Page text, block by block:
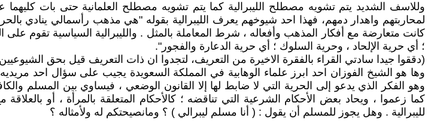
وللاسف الشديد يتم تشويه مصطلح الليبرالية كما يتم تشويه مصطلح العلمانية حتى بات
لمحاربتهم واهدار دمهم، فهذا احد شيوخهم يعرف الليبرالية بقوله "هي مذهب رأسمالي ينادي
كانت متعارضة مع أفكار المذهب وأفعاله ، شرط المعاملة بالمثل . والليبرالية السياسية تقوم على
؛ أي حرية الإلحاد ، وحرية السلوك ؛ أي حرية الدعارة والفجور".
(دققوا جيدا سادتي القراء بالفقرة الاخيرة من التعريف، لتجدوا ان ذات التعريف قيل بحق
وها هو الشيخ الفوزان احد ابرز علماء الوهابية في المملكة السعويدة يجيب على سؤال احد
وهو الفكر الذي يدعو إلى الحرية التي لا ضابط لها إلا القانون الوضعي ، فيساوي بين المسلم
كما زعموا ، ويحاد بعض الأحكام الشرعية التي تناقضه ؛ كالأحكام المتعلقة بالمرأة ، أو
لليبرالية . وهل يجوز للمسلم أن يقول : ( أنا مسلم ليبرالي ) ؟ ومانصيحتكم له ولأمثاله ؟